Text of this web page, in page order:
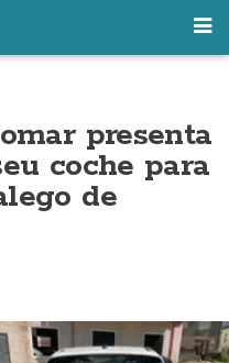
presenta
coche para
de